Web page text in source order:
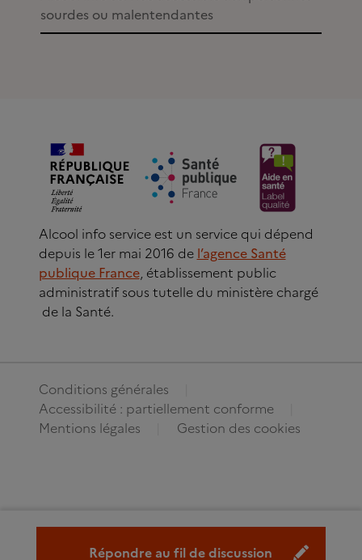
Répondre au fil de discussion
sourdes ou malentendantes
Alcool info service est un service qui dépend
depuis le 1er mai 2016 de l’agence Santé
publique France, établissement public
administratif sous tutelle du ministère chargé
de la Santé.
Conditions générales
Accessibilité : partiellement conforme
Mentions légales
Gestion des cookies